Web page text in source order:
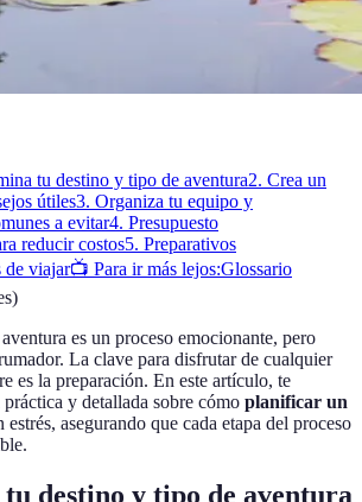
tu destino y tipo de aventura2. Crea un
útiles3. Organiza tu equipo y
a evitar4. Presupuesto
reducir costos5. Preparativos
de viajar📺 Para ir más lejos:Glossario
)
es un proceso emocionante, pero
La clave para disfrutar de cualquier
es la preparación. En este artículo, te
y detallada sobre cómo planificar un
estrés, asegurando que cada etapa del proceso
destino y tipo de aventura